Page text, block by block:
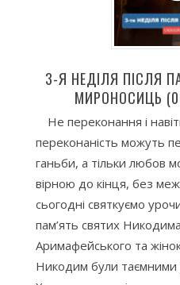
3-Я НЕДІЛЯ ПІСЛЯ
МИРОНОСИЦЬ
Не переконання і
переконаність можуть
ганьби, а тільки любов
вірною до кінця, без
сьогодні святкуємо
пам’ять святих
Аримафейського та
Никодим були таємними